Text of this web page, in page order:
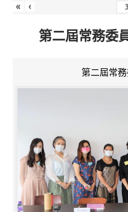
« ‹
第二屆常務
第二屆常